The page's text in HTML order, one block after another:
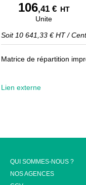
106,41 € HT
Unite
Soit 10 641,33 € HT/Cent
Matrice de répartition
Lien externe
QUI SOMMES-NOUS ?
NOS AGENCES